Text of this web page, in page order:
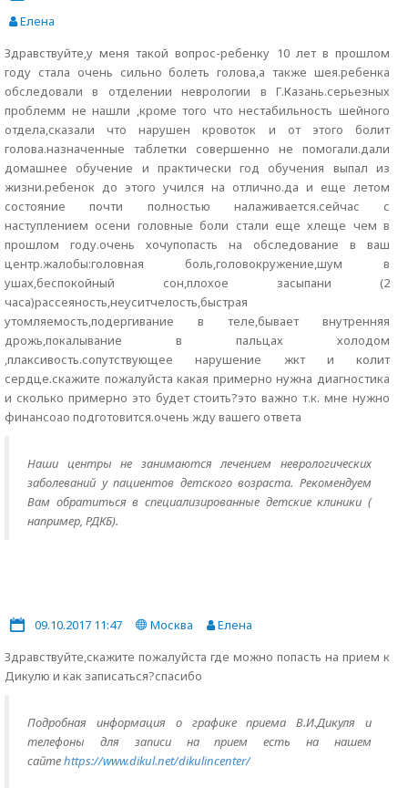
Елена
Здравствуйте,у меня такой вопрос-ребенку 10 лет в прошлом
году стала очень сильно болеть голова,а также шея.ребенка
обследовали в отделении неврологии в Г.Казань.серьезных
проблемм не нашли ,кроме того что нестабильность шейного
отдела,сказали что нарушен кровоток и от этого болит
голова.назначенные таблетки совершенно не помогали.дали
домашнее обучение и практически год обучения выпал из
жизни.ребенок до этого учился на отлично.да и еще летом
состояние почти полностью налаживается.сейчас с
наступлением осени головные боли стали еще хлеще чем в
прошлом году.очень хочупопасть на обследование в ваш
центр.жалобы:головная боль,головокружение,шум в
ушах,беспокойный сон,плохое засыпани (2
часа)рассеяность,неуситчелость,быстрая
утомляемость,подергивание в теле,бывает внутренняя
дрожь,покалывание в пальцах холодом
,плаксивость.сопутствующее нарушение жкт и колит
сердце.скажите пожалуйста какая примерно нужна диагностика
и сколько примерно это будет стоить?это важно т.к. мне нужно
финансоао подготовится.очень жду вашего ответа
Наши центры не занимаются лечением неврологических
заболеваний у пациентов детского возраста. Рекомендуем
Вам обратиться в специализированные детские клиники (
например, РДКБ).
09.10.2017 11:47 Москва
Елена
Здравствуйте,скажите пожалуйста где можно попасть на прием к
Дикулю и как записаться?спасибо
Подробная информация о графике приема В.И.Дикуля и
телефоны для записи на прием есть на нашем
сайтеhttps://www.dikul.net/dikulincenter/